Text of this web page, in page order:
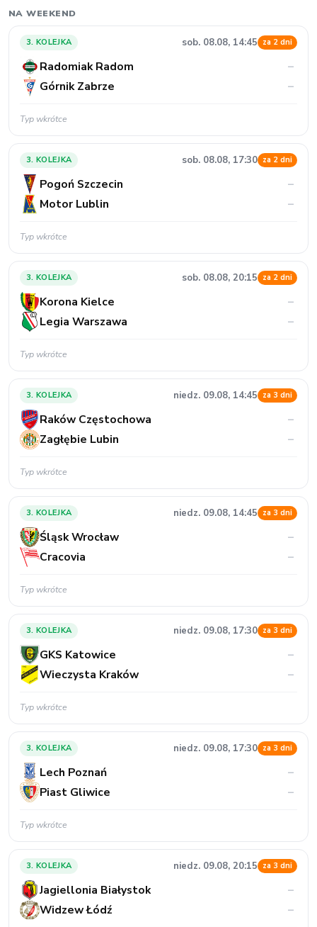
NA WEEKEND
3. KOLEJKA sob. 08.08, 14:45 za 2 dni
Radomiak Radom
–
Górnik Zabrze
–
Typ wkrótce
3. KOLEJKA sob. 08.08, 17:30 za 2 dni
Pogoń Szczecin
–
Motor Lublin
–
Typ wkrótce
3. KOLEJKA sob. 08.08, 20:15 za 2 dni
Korona Kielce
–
Legia Warszawa
–
Typ wkrótce
3. KOLEJKA niedz. 09.08, 14:45 za 3 dni
Raków Częstochowa
–
Zagłębie Lubin
–
Typ wkrótce
3. KOLEJKA niedz. 09.08, 14:45 za 3 dni
Śląsk Wrocław
–
Cracovia
–
Typ wkrótce
3. KOLEJKA niedz. 09.08, 17:30 za 3 dni
GKS Katowice
–
Wieczysta Kraków
–
Typ wkrótce
3. KOLEJKA niedz. 09.08, 17:30 za 3 dni
Lech Poznań
–
Piast Gliwice
–
Typ wkrótce
3. KOLEJKA niedz. 09.08, 20:15 za 3 dni
Jagiellonia Białystok
–
Widzew Łódź
–